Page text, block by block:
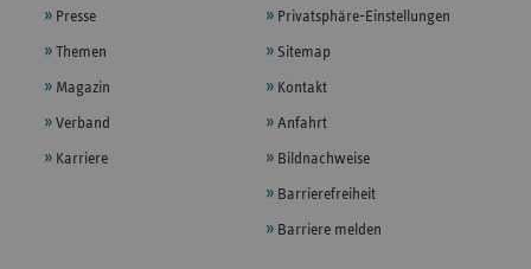
Presse
Themen
Magazin
Verband
Karriere
Privatsphäre-Einstellungen
Sitemap
Kontakt
Anfahrt
Bildnachweise
Barrierefreiheit
Barriere melden